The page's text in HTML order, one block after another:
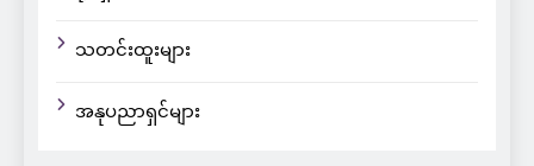
သတင်းထူးများ
အနုပညာရှင်များ